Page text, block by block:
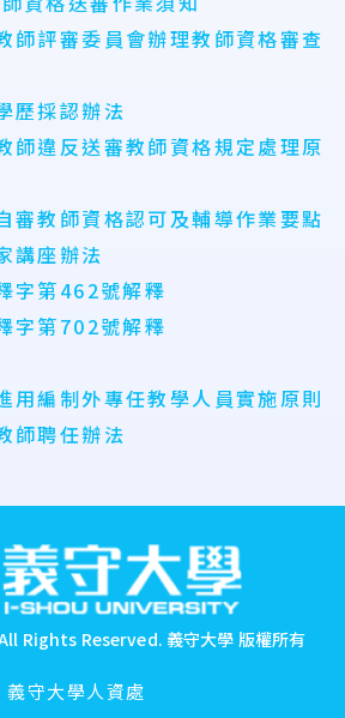
師評審委員會辦理教師資格審查
歷採認辦法
師違反送審教師資格規定處理原
審教師資格認可及輔導作業要點
講座辦法
字第462號解釋
字第702號解釋
用編制外專任教學人員實施原則
師聘任辦法
Rights Reserved. 義守大學 版權所有
義守大學人資處